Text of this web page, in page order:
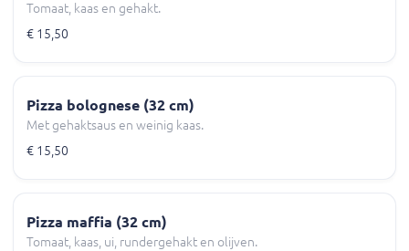
Tomaat, kaas en gehakt.
€ 15,50
Pizza bolognese (32 cm)
Met gehaktsaus en weinig kaas.
€ 15,50
Pizza maffia (32 cm)
Tomaat, kaas, ui, rundergehakt en olijven.